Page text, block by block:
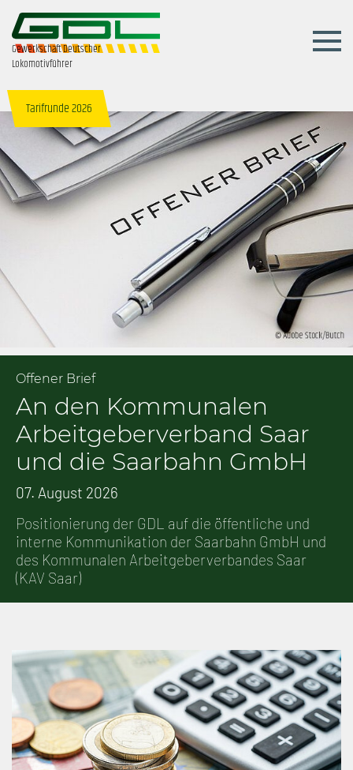
Gewerkschaft Deutscher
Lokomotivführer
Tarifrunde 2026
Offener Brief
An den Kommunalen
Arbeitgeberverband Saar
und die Saarbahn GmbH
07. August 2026
Positionierung der GDL auf die öffentliche und
interne Kommunikation der Saarbahn GmbH und
des Kommunalen Arbeitgeberverbandes Saar
(KAV Saar)